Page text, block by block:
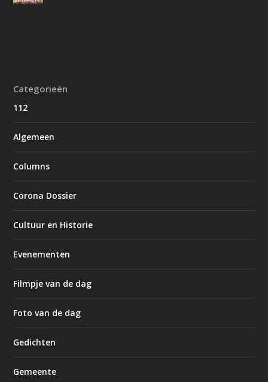
Categorieën
112
Algemeen
Columns
Corona Dossier
Cultuur en Historie
Evenementen
Filmpje van de dag
Foto van de dag
Gedichten
Gemeente